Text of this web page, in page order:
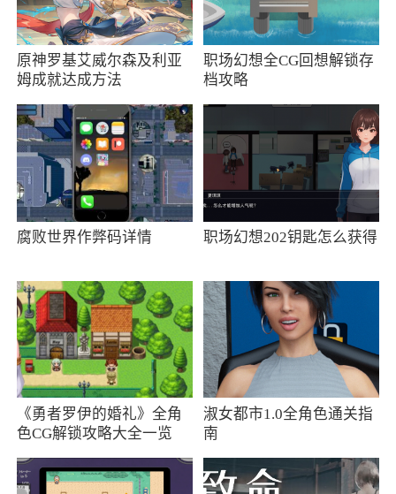
在 Boomplay 上播放、收听、下载、点赞、评论
和分享的每一次点击，都能最大限度地提高艺人
的影响力和曝光率，帮助他们为粉丝创作更优质
的音乐。
不仅仅是一个音乐应用程序
Buzz 社区
在 Buzz 社区中结交新朋友。获取所有最热
门的音乐、娱乐、体育和生活方式新闻，以及对
天。
BoomMall
随时随地以更少的成本获得最好的产品，触
手可及。 BoomMall 让您以高达 55% 的折扣购买
顶级品牌变得前所未有的轻松。
可在任何设备上玩的即时游戏。数以百计的
原神罗基艾威尔森及利亚
姆成就达成方法
职场幻想全CG回想解锁存
档攻略
腐败世界作弊码详情 职场幻想202钥匙怎么获得
《勇者罗伊的婚礼》全角
色CG解锁攻略大全一览
淑女都市1.0全角色通关指
南